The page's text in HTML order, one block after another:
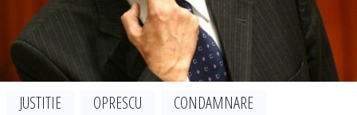
JUSTITIE OPRESCU
CONDAMNARE